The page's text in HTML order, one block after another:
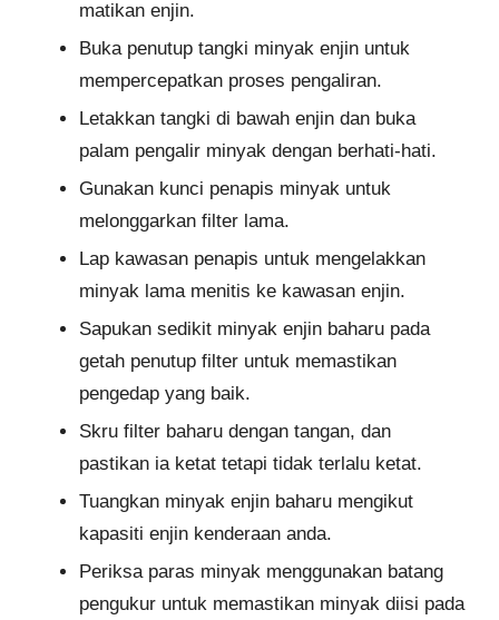
matikan enjin.
Buka penutup tangki minyak enjin untuk
mempercepatkan proses pengaliran.
Letakkan tangki di bawah enjin dan buka
palam pengalir minyak dengan berhati-hati.
Gunakan kunci penapis minyak untuk
melonggarkan filter lama.
Lap kawasan penapis untuk mengelakkan
minyak lama menitis ke kawasan enjin.
Sapukan sedikit minyak enjin baharu pada
getah penutup filter untuk memastikan
pengedap yang baik.
Skru filter baharu dengan tangan, dan
pastikan ia ketat tetapi tidak terlalu ketat.
Tuangkan minyak enjin baharu mengikut
kapasiti enjin kenderaan anda.
Periksa paras minyak menggunakan batang
pengukur untuk memastikan minyak diisi pada